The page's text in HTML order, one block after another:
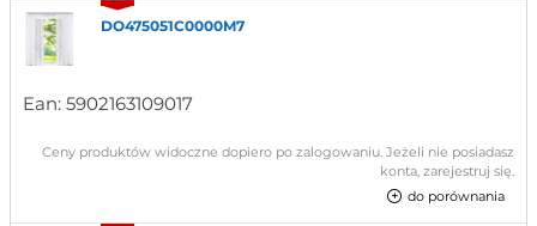
DO475051C0000M7
Ean: 5902163109017
Ceny produktów widoczne dopiero po zalogowaniu. Jeżeli nie posiadasz
konta, zarejestruj się.
do porównania